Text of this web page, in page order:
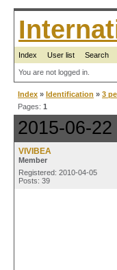
Index User list Search
You are not logged in.
Index » Identification » 3
Pages: 1
2015-06-
VIVIBEA
Member
Registered: 2010-04-05
Posts: 39